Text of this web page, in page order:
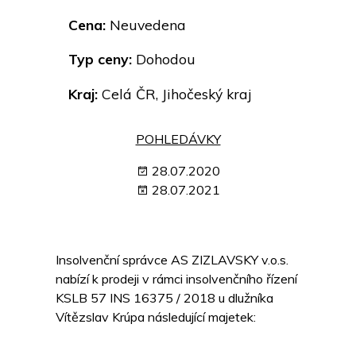
Cena: Neuvedena
Typ ceny: Dohodou
Kraj: Celá ČR, Jihočeský kraj
POHLEDÁVKY
28.07.2020
28.07.2021
Insolvenční správce AS ZIZLAVSKY v.o.s.
nabízí k prodeji v rámci insolvenčního řízení
KSLB 57 INS 16375 / 2018 u dlužníka
Vítězslav Krúpa následující majetek: